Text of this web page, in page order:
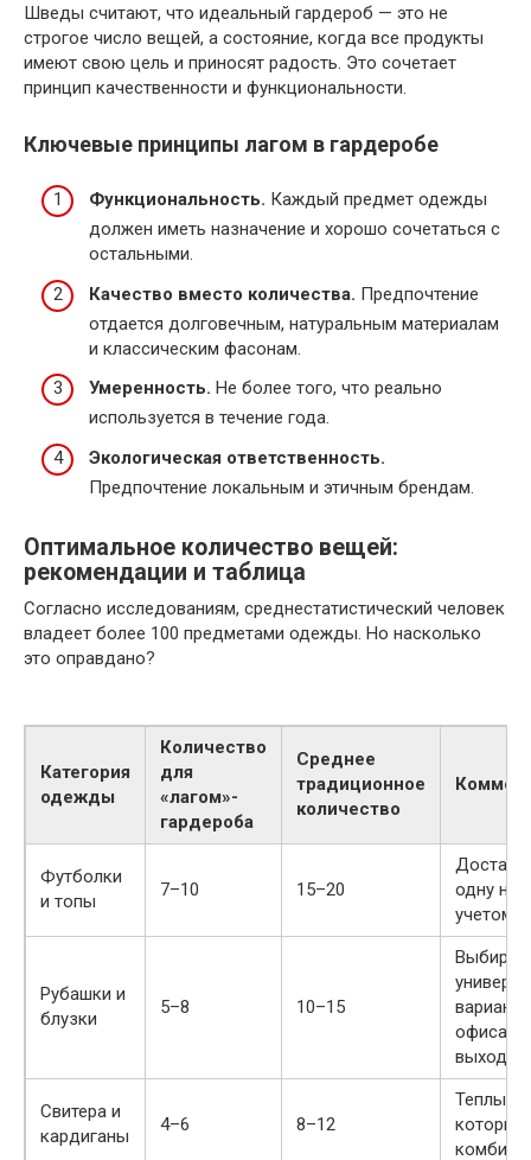
Шведы считают, что идеальный гардероб — это не
строгое число вещей, а состояние, когда все продукты
имеют свою цель и приносят радость. Это сочетает
принцип качественности и функциональности.
Ключевые принципы лагом в гардеробе
Функциональность. Каждый предмет одежды
должен иметь назначение и хорошо сочетаться с
остальными.
Качество вместо количества. Предпочтение
отдается долговечным, натуральным материалам
и классическим фасонам.
Умеренность. Не более того, что реально
используется в течение года.
Экологическая ответственность.
Предпочтение локальным и этичным брендам.
Оптимальное количество вещей:
рекомендации и таблица
Согласно исследованиям, среднестатистический человек
владеет более 100 предметами одежды. Но насколько
это оправдано?
Категория
одежды
Количество
для
«лагом»-
гардероба
Среднее
традиционное
количество
Футболки
и топы
7–10 15–20
одну
учетом
Рубашки и
блузки
5–8 10–15
офиса и
Свитера и
кардиганы
4–6 8–12
Теплые
которые